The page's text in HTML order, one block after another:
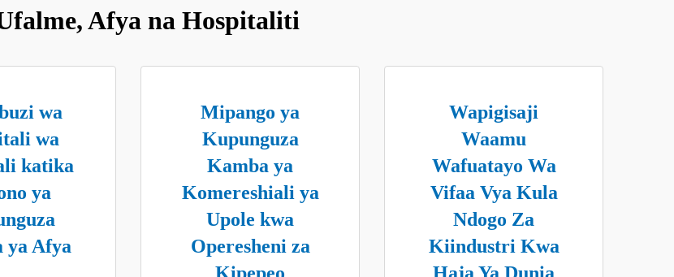
Afya na Hospitaliti
wa
wa
katika
ya
ya Afya
Mipango ya
Kupunguza
Kamba ya
Komereshiali ya
Upole kwa
Operesheni za
Wapigisaji
Waamu
Wafuatayo Wa
Vifaa Vya Kula
Ndogo Za
Kiindustri Kwa